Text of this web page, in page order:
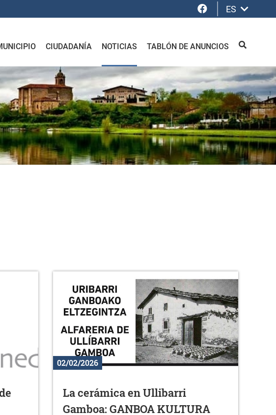
Facebook
ES
CIUDADANÍA NOTICIAS TABLÓN DE ANUNCIOS BUSCAR
02/02/2026
La cerámica en Ullibarri
Gamboa: GANBOA KULTURA